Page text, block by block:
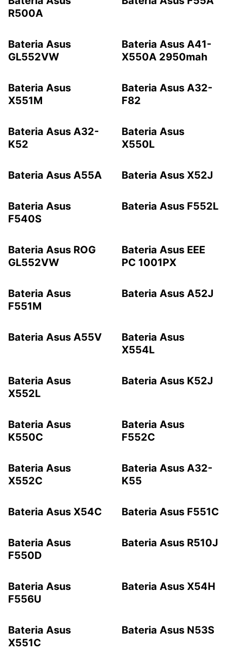
R500A
Bateria Asus
GL552VW
Bateria Asus A41-
X550A 2950mah
Bateria Asus
X551M
Bateria Asus A32-
F82
Bateria Asus A32-
K52
Bateria Asus
X550L
Bateria Asus A55A Bateria Asus X52J
Bateria Asus
F540S
Bateria Asus F552L
Bateria Asus ROG
GL552VW
Bateria Asus EEE
PC 1001PX
Bateria Asus
F551M
Bateria Asus A52J
Bateria Asus A55V
Bateria Asus
X554L
Bateria Asus
X552L
Bateria Asus K52J
Bateria Asus
K550C
Bateria Asus
F552C
Bateria Asus
X552C
Bateria Asus A32-
K55
Bateria Asus X54C Bateria Asus F551C
Bateria Asus
F550D
Bateria Asus R510J
Bateria Asus
F556U
Bateria Asus X54H
Bateria Asus
X551C
Bateria Asus N53S